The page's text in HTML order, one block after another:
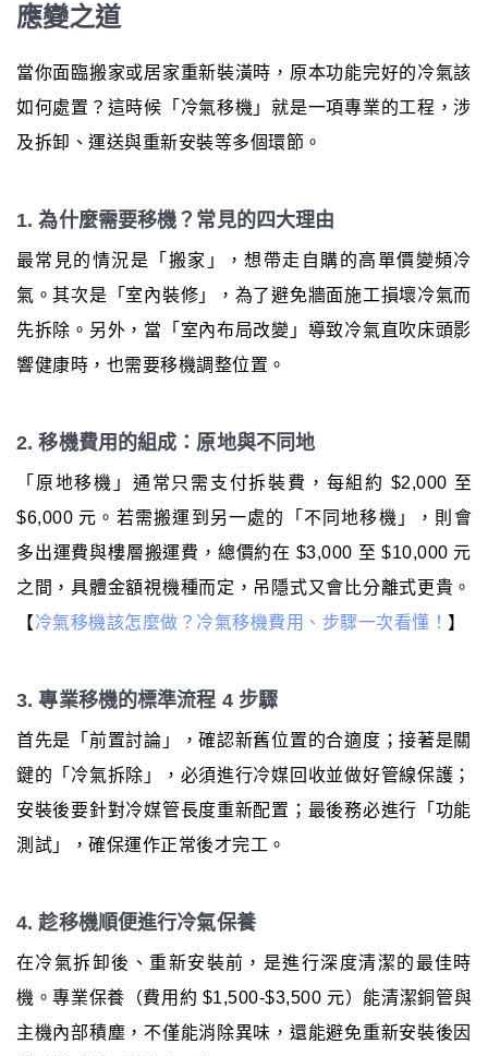
應變之道
當你面臨搬家或居家重新裝潢時，原本功能完好的冷氣該
如何處置？這時候「冷氣移機」就是一項專業的工程，涉
及拆卸、運送與重新安裝等多個環節。
1. 為什麼需要移機？常見的四大理由
最常見的情況是「搬家」，想帶走自購的高單價變頻冷
氣。其次是「室內裝修」，為了避免牆面施工損壞冷氣而
先拆除。另外，當「室內布局改變」導致冷氣直吹床頭影
響健康時，也需要移機調整位置。
2. 移機費用的組成：原地與不同地
「原地移機」通常只需支付拆裝費，每組約 $2,000 至
$6,000 元。若需搬運到另一處的「不同地移機」，則會
多出運費與樓層搬運費，總價約在 $3,000 至 $10,000 元
之間，具體金額視機種而定，吊隱式又會比分離式更貴。
【冷氣移機該怎麼做？冷氣移機費用、步驟一次看懂！ 】
3. 專業移機的標準流程 4 步驟
首先是「前置討論」，確認新舊位置的合適度；接著是關
鍵的「冷氣拆除」，必須進行冷媒回收並做好管線保護；
安裝後要針對冷媒管長度重新配置；最後務必進行「功能
測試」，確保運作正常後才完工。
4. 趁移機順便進行冷氣保養
在冷氣拆卸後、重新安裝前，是進行深度清潔的最佳時
機。專業保養（費用約 $1,500-$3,500 元）能清潔銅管與
主機內部積塵，不僅能消除異味，還能避免重新安裝後因